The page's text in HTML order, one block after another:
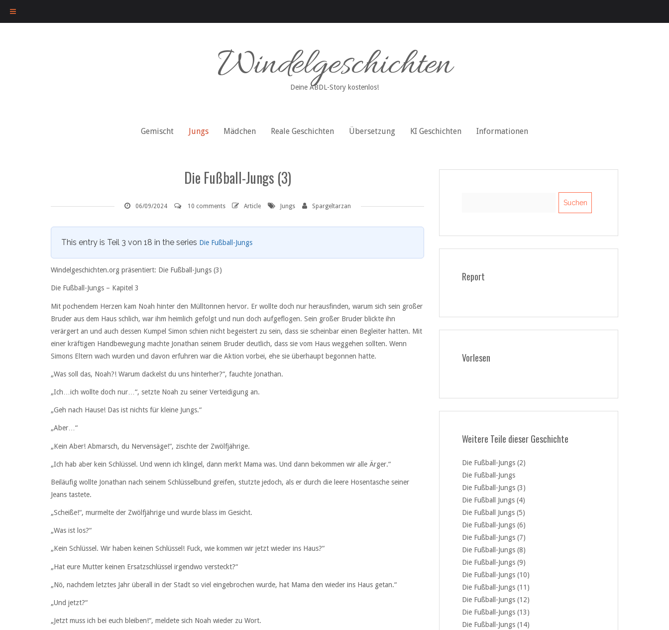
Windelgeschichten
Deine ABDL-Story kostenlos!
Gemischt Jungs Mädchen Reale Geschichten Übersetzung KI Geschichten Informationen
Die Fußball-Jungs (3)
06/09/2024 10 comments Article Jungs Spargeltarzan
This entry is Teil 3 von 18 in the series Die Fußball-Jungs
Windelgeschichten.org präsentiert: Die Fußball-Jungs (3)
Die Fußball-Jungs – Kapitel 3
Mit pochendem Herzen kam Noah hinter den Mülltonnen hervor. Er wollte doch nur herausfinden, warum sich sein großer
Bruder aus dem Haus schlich, war ihm heimlich gefolgt und nun doch aufgeflogen. Sein großer Bruder blickte ihn
verärgert an und auch dessen Kumpel Simon schien nicht begeistert zu sein, dass sie scheinbar einen Begleiter hatten. Mit
einer kräftigen Handbewegung machte Jonathan seinem Bruder deutlich, dass sie vom Haus weggehen sollten. Wenn
Simons Eltern wach wurden und davon erfuhren war die Aktion vorbei, ehe sie überhaupt begonnen hatte.
„Was soll das, Noah?! Warum dackelst du uns hinterher?“, fauchte Jonathan.
„Ich…ich wollte doch nur…“, setzte Noah zu seiner Verteidigung an.
„Geh nach Hause! Das ist nichts für kleine Jungs.“
„Aber…“
„Kein Aber! Abmarsch, du Nervensäge!“, zischte der Zwölfjährige.
„Ich hab aber kein Schlüssel. Und wenn ich klingel, dann merkt Mama was. Und dann bekommen wir alle Ärger.“
Beiläufig wollte Jonathan nach seinem Schlüsselbund greifen, stutzte jedoch, als er durch die leere Hosentasche seiner
Jeans tastete.
„Scheiße!“, murmelte der Zwölfjährige und wurde blass im Gesicht.
„Was ist los?“
„Kein Schlüssel. Wir haben keinen Schlüssel! Fuck, wie kommen wir jetzt wieder ins Haus?“
„Hat eure Mutter keinen Ersatzschlüssel irgendwo versteckt?“
„Nö, nachdem letztes Jahr überall in der Stadt so viel eingebrochen wurde, hat Mama den wieder ins Haus getan.“
„Und jetzt?“
„Jetzt muss ich bei euch bleiben!“, meldete sich Noah wieder zu Wort.
Report
Vorlesen
Weitere Teile dieser Geschichte
Die Fußball-Jungs (2)
Die Fußball-Jungs
Die Fußball-Jungs (3)
Die Fußball Jungs (4)
Die Fußball Jungs (5)
Die Fußball-Jungs (6)
Die Fußball-Jungs (7)
Die Fußball-Jungs (8)
Die Fußball-Jungs (9)
Die Fußball-Jungs (10)
Die Fußball-Jungs (11)
Die Fußball-Jungs (12)
Die Fußball-Jungs (13)
Die Fußball-Jungs (14)